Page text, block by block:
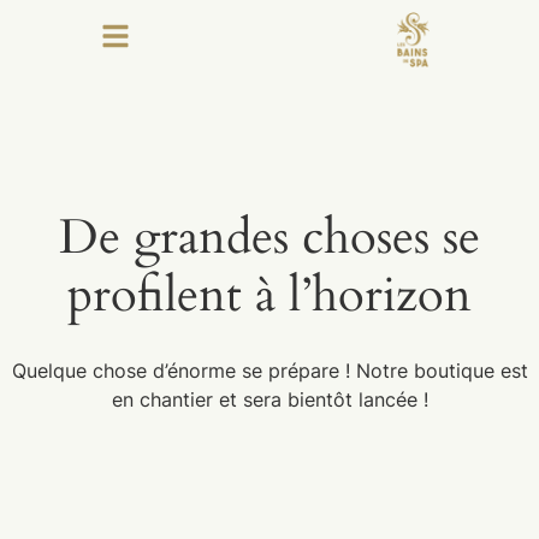
De grandes choses se
profilent à l’horizon
Quelque chose d’énorme se prépare ! Notre boutique est
en chantier et sera bientôt lancée !